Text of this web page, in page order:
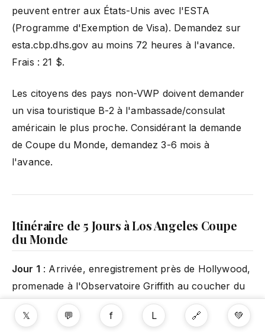
peuvent entrer aux États-Unis avec l'ESTA
(Programme d'Exemption de Visa). Demandez sur
esta.cbp.dhs.gov au moins 72 heures à l'avance.
Frais : 21 $.
Les citoyens des pays non-VWP doivent demander
un visa touristique B-2 à l'ambassade/consulat
américain le plus proche. Considérant la demande
de Coupe du Monde, demandez 3-6 mois à
l'avance.
Itinéraire de 5 Jours à Los Angeles Coupe
du Monde
Jour 1 : Arrivée, enregistrement près de Hollywood,
promenade à l'Observatoire Griffith au coucher du
soleil, dîner à Los Feliz.
𝕏 💬 f L 🔗 💚